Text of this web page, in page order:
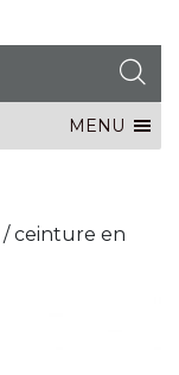
MENU
/ ceinture en